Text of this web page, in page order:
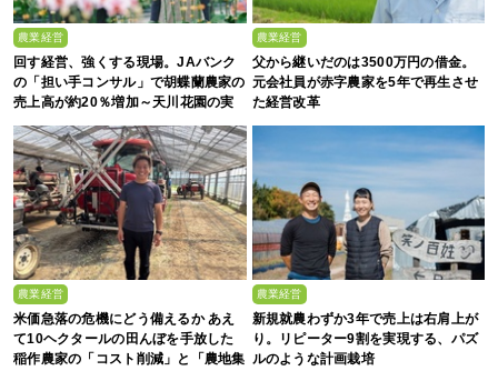
農業経営
回す経営、強くする現場。JAバンク
の「担い手コンサル」で胡蝶蘭農家の
売上高が約20％増加～天川花園の実
農業経営
父から継いだのは3500万円の借金。
元会社員が赤字農家を5年で再生させ
た経営改革
農業経営
米価急落の危機にどう備えるか あえ
て10ヘクタールの田んぼを手放した
稲作農家の「コスト削減」と「農地集
農業経営
新規就農わずか3年で売上は右肩上が
り。リピーター9割を実現する、パズ
ルのような計画栽培